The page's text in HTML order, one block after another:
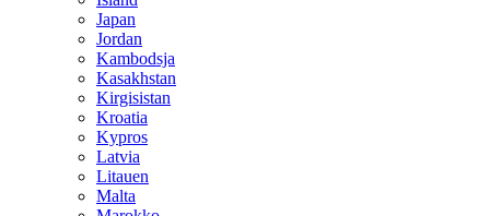
Japan
Jordan
Kambodsja
Kasakhstan
Kirgisistan
Kroatia
Kypros
Latvia
Litauen
Malta